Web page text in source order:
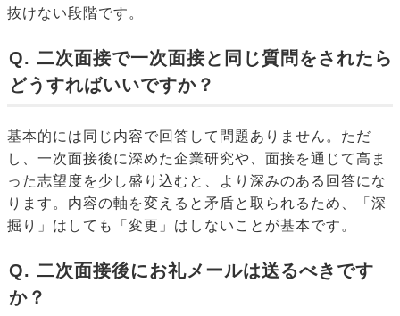
抜けない段階です。
Q. 二次面接で一次面接と同じ質問をされたら
どうすればいいですか？
基本的には同じ内容で回答して問題ありません。ただ
し、一次面接後に深めた企業研究や、面接を通じて高ま
った志望度を少し盛り込むと、より深みのある回答にな
ります。内容の軸を変えると矛盾と取られるため、「深
掘り」はしても「変更」はしないことが基本です。
Q. 二次面接後にお礼メールは送るべきです
か？